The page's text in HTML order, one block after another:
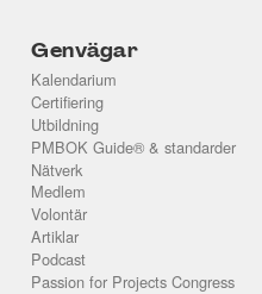
Genvägar
Kalendarium
Certifiering
Utbildning
PMBOK Guide® & standarder
Nätverk
Medlem
Volontär
Artiklar
Podcast
Passion for Projects Congress